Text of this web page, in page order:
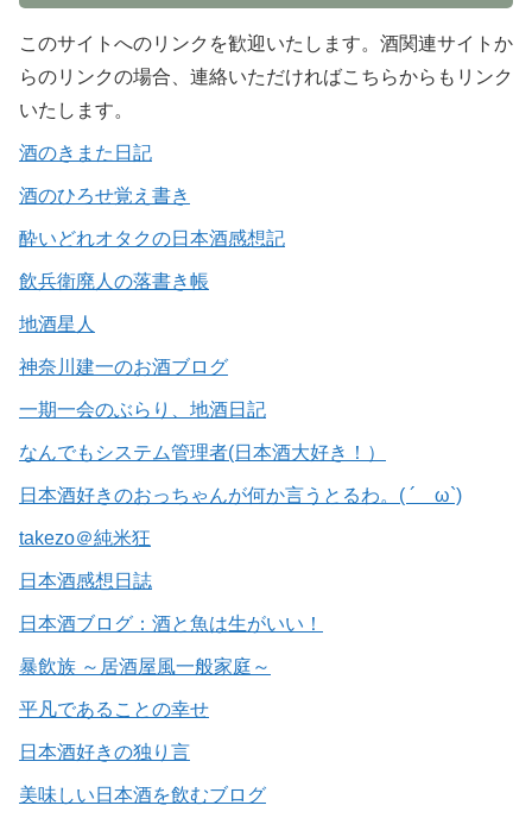
このサイトへのリンクを歓迎いたします。酒関連サイトか
らのリンクの場合、連絡いただければこちらからもリンク
いたします。
酒のきまた日記
酒のひろせ覚え書き
酔いどれオタクの日本酒感想記
飲兵衛廃人の落書き帳
地酒星人
神奈川建一のお酒ブログ
一期一会のぶらり、地酒日記
なんでもシステム管理者(日本酒大好き！）
日本酒好きのおっちゃんが何か言うとるわ。( ´ ω`)
takezo＠純米狂
日本酒感想日誌
日本酒ブログ：酒と魚は生がいい！
暴飲族 ～居酒屋風一般家庭～
平凡であることの幸せ
日本酒好きの独り言
美味しい日本酒を飲むブログ